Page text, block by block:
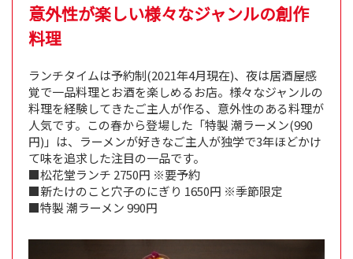
意外性が楽しい様々なジャンルの創作
料理
ランチタイムは予約制(2021年4月現在)、夜は居酒屋感
覚で一品料理とお酒を楽しめるお店。様々なジャンルの
料理を経験してきたご主人が作る、意外性のある料理が
人気です。この春から登場した「特製 潮ラーメン(990
円)」は、ラーメンが好きなご主人が独学で3年ほどかけ
て味を追求した注目の一品です。
■松花堂ランチ 2750円 ※要予約
■新たけのこと穴子のにぎり 1650円 ※季節限定
■特製 潮ラーメン 990円